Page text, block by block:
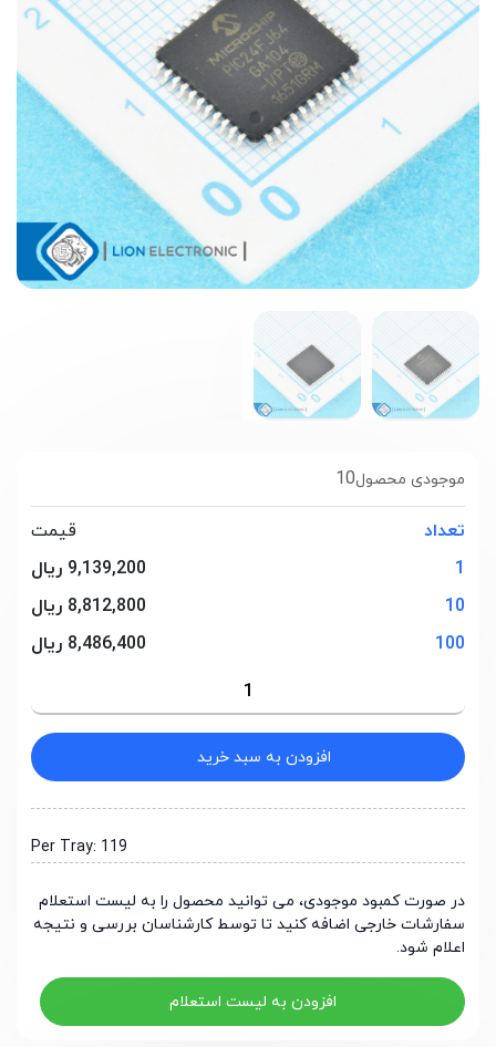
10موجودی محصول
تعداد
قیمت
1
9,139,200 ریال
10
8,812,800 ریال
100
8,486,400 ریال
افزودن به سبد خرید
Per Tray: 119
در صورت کمبود موجودی، می توانید محصول را به لیست استعلام
سفارشات خارجی اضافه کنید تا توسط کارشناسان بررسی و نتیجه
اعلام شود.
افزودن به لیست استعلام